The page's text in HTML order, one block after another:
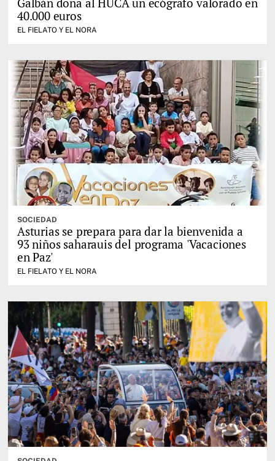
40.000 euros
EL FIELATO Y EL NORA
SOCIEDAD
Asturias se prepara para dar la bienvenida a
93 niños saharauis del programa 'Vacaciones
en Paz'
EL FIELATO Y EL NORA